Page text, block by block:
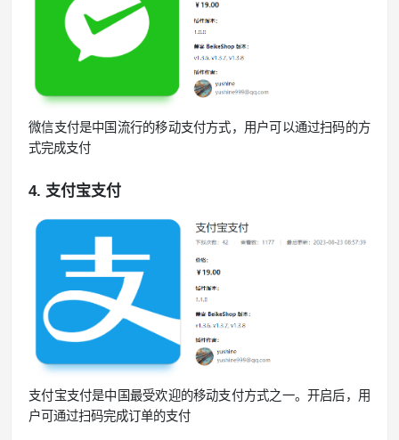
微信支付是中国流行的移动支付方式，用户可以通过扫码的方
式完成支付
4. 支付宝支付
支付宝支付是中国最受欢迎的移动支付方式之一。开启后，用
户可通过扫码完成订单的支付